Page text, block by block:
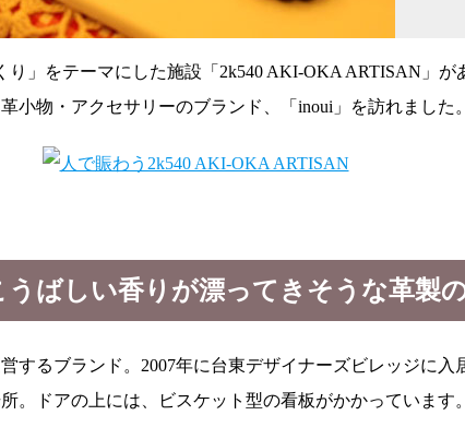
」をテーマにした施設「2k540 AKI-OKA ARTISAN」
小物・アクセサリーのブランド、「inoui」を訪れました。
ばしい香りが漂ってきそうな革製
するブランド。2007年に台東デザイナーズビレッジに
。ドアの上には、ビスケット型の看板がかかっています。